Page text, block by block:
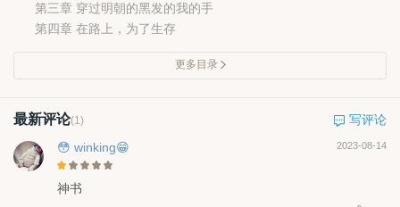
第三章 穿过明朝的黑发的我的手
第四章 在路上，为了生存
更多目录
最新评论(1)
写评论
😳 winking😁
2023-08-14
神书